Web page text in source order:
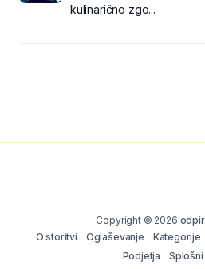
kulinarično zgo...
Copyright © 2026
O storitvi
Oglaševanje Kategorije
Podjetja